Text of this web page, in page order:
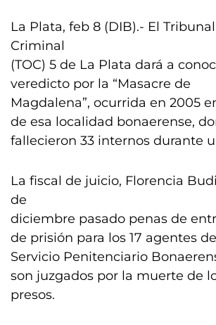
La Plata, feb 8 (DIB).- El
Criminal
(TOC) 5 de La Plata dará a
veredicto por la “Masacre de
Magdalena”, ocurrida en 2005
de esa localidad bonaerense,
fallecieron 33 internos durante
La fiscal de juicio, Florencia
de
diciembre pasado penas de
de prisión para los 17 agentes
Servicio Penitenciario
son juzgados por la muerte de
presos.